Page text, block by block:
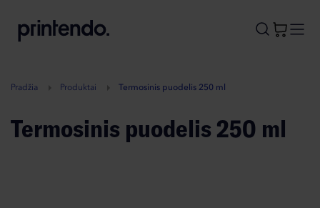
A
Pradžia Produktai Termosinis puodelis 250 ml
Termosinis puodelis 250 ml